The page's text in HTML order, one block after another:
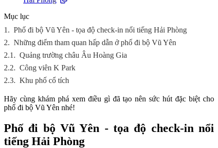
Mục lục
1. Phố đi bộ Vũ Yên - tọa độ check-in nổi tiếng Hải Phòng
2. Những điểm tham quan hấp dẫn ở phố đi bộ Vũ Yên
2.1. Quảng trường châu Âu Hoàng Gia
2.2. Công viên K Park
2.3. Khu phố cổ tích
Hãy cùng khám phá xem điều gì đã tạo nên sức hút đặc biệt cho
phố đi bộ Vũ Yên nhé!
Phố đi bộ Vũ Yên - tọa độ check-in nổi
tiếng Hải Phòng